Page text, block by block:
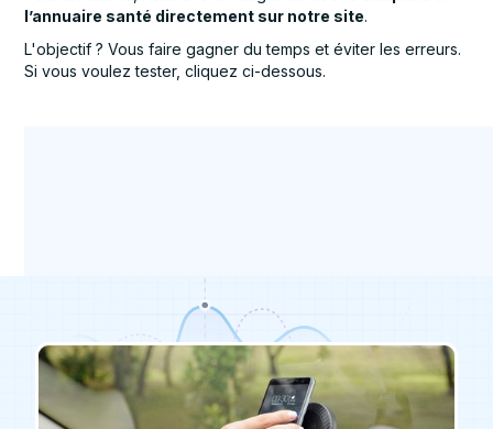
l’annuaire santé directement sur notre site.
L'objectif ? Vous faire gagner du temps et éviter les erreurs.
Si vous voulez tester, cliquez ci-dessous.